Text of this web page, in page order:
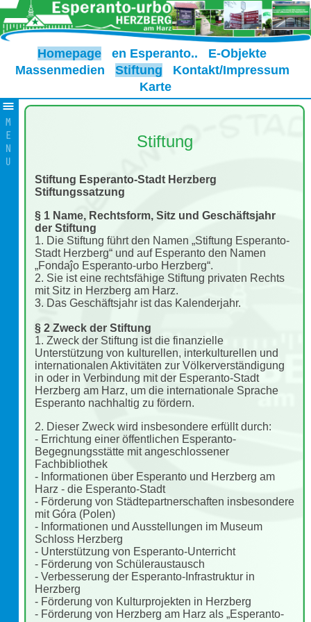
Homepage en Esperanto..
E-Objekte
Massenmedien
Stiftung
Kontakt/Impressum
Karte
Stiftung
Stiftung Esperanto-Stadt Herzberg
Stiftungssatzung
§ 1 Name, Rechtsform, Sitz und Geschäftsjahr
der Stiftung
1. Die Stiftung führt den Namen „Stiftung Esperanto-
Stadt Herzberg“ und auf Esperanto den Namen
„Fondaĵo Esperanto-urbo Herzberg“.
2. Sie ist eine rechtsfähige Stiftung privaten Rechts
mit Sitz in Herzberg am Harz.
3. Das Geschäftsjahr ist das Kalenderjahr.
§ 2 Zweck der Stiftung
1. Zweck der Stiftung ist die finanzielle
Unterstützung von kulturellen, interkulturellen und
internationalen Aktivitäten zur Völkerverständigung
in oder in Verbindung mit der Esperanto-Stadt
Herzberg am Harz, um die internationale Sprache
Esperanto nachhaltig zu fördern.
2. Dieser Zweck wird insbesondere erfüllt durch:
- Errichtung einer öffentlichen Esperanto-
Begegnungsstätte mit angeschlossener
Fachbibliothek
- Informationen über Esperanto und Herzberg am
Harz - die Esperanto-Stadt
- Förderung von Städtepartnerschaften insbesondere
mit Góra (Polen)
- Informationen und Ausstellungen im Museum
Schloss Herzberg
- Unterstützung von Esperanto-Unterricht
- Förderung von Schüleraustausch
- Verbesserung der Esperanto-Infrastruktur in
Herzberg
- Förderung von Kulturprojekten in Herzberg
- Förderung von Herzberg am Harz als „Esperanto-